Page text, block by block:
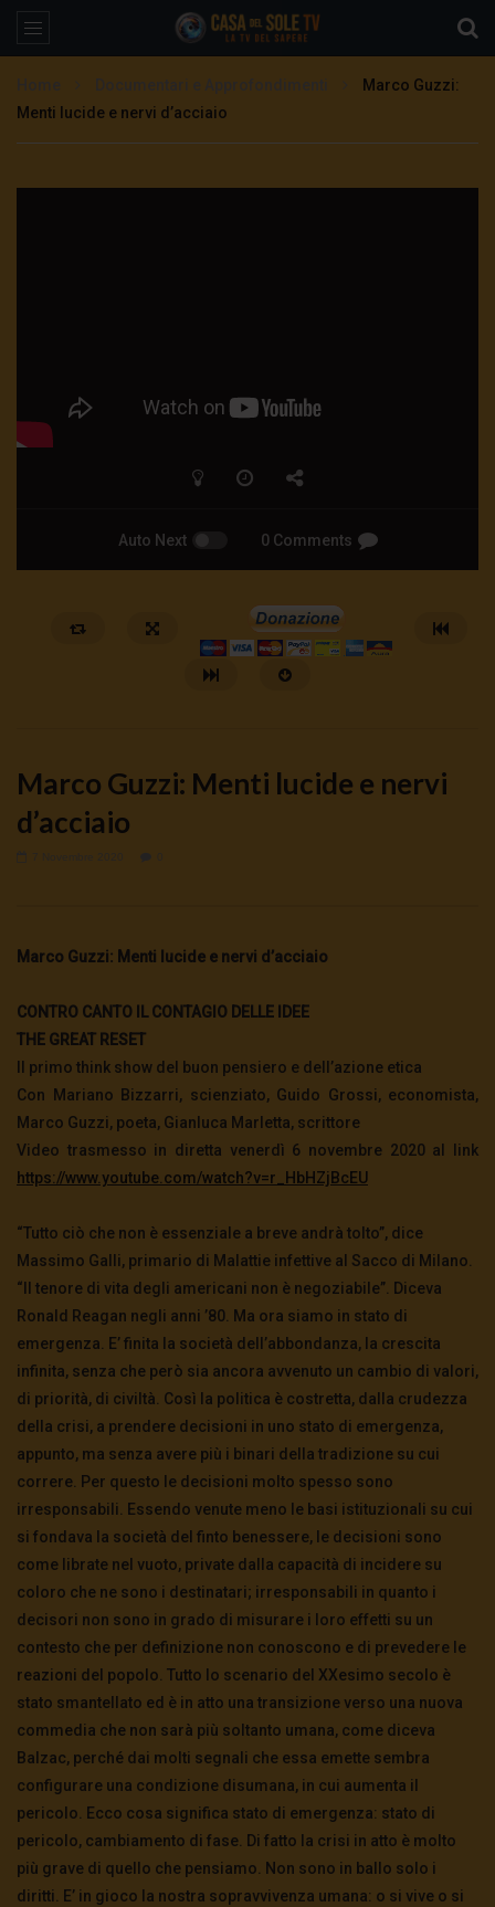
Marco Guzzi:
Menti lucide e nervi d’acciaio
Auto Next 0 Comments
25 Luglio 2026
Marco Guzzi: Menti lucide e nervi
d’acciaio
Marco Guzzi: Menti lucide e nervi d’acciaio
CONTRO CANTO IL CONTAGIO DELLE IDEE
THE GREAT RESET
Il primo think show del buon pensiero e dell’azione etica
Con Mariano Bizzarri, scienziato, Guido Grossi, economista,
Marco Guzzi, poeta, Gianluca Marletta, scrittore
Video trasmesso in diretta venerdì 6 novembre 2020 al link
https://www.youtube.com/watch?v=r_HbHZjBcEU
“Tutto ciò che non è essenziale a breve andrà tolto”, dice
Massimo Galli, primario di Malattie infettive al Sacco di Milano.
“Il tenore di vita degli americani non è negoziabile”. Diceva
Ronald Reagan negli anni ’80. Ma ora siamo in stato di
emergenza. E’ finita la società dell’abbondanza, la crescita
infinita, senza che però sia ancora avvenuto un cambio di valori,
di priorità, di civiltà. Così la politica è costretta, dalla crudezza
della crisi, a prendere decisioni in uno stato di emergenza,
appunto, ma senza avere più i binari della tradizione su cui
correre. Per questo le decisioni molto spesso sono
irresponsabili. Essendo venute meno le basi istituzionali su cui
si fondava la società del finto benessere, le decisioni sono
come librate nel vuoto, private dalla capacità di incidere su
coloro che ne sono i destinatari; irresponsabili in quanto i
decisori non sono in grado di misurare i loro effetti su un
contesto che per definizione non conoscono e di prevedere le
reazioni del popolo. Tutto lo scenario del XXesimo secolo è
stato smantellato ed è in atto una transizione verso una nuova
commedia che non sarà più soltanto umana, come diceva
Balzac, perché dai molti segnali che essa emette sembra
configurare una condizione disumana, in cui aumenta il
pericolo. Ecco cosa significa stato di emergenza: stato di
pericolo, cambiamento di fase. Di fatto la crisi in atto è molto
più grave di quello che pensiamo. Non sono in ballo solo i
diritti. E’ in gioco la nostra sopravvivenza umana: o si vive o si